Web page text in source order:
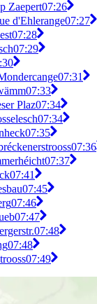
Zaepert07:26
d'Ehlerange07:27
07:28
07:29
07:31
07:33
Plaz07:34
07:34
07:35
07:36
07:37
07:41
07:45
07:46
07:47
07:48
07:48
07:49